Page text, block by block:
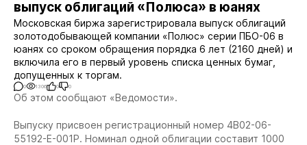
выпуск облигаций «Полюса» в юанях
Московская биржа зарегистрировала выпуск облигаций
золотодобывающей компании «Полюс» серии ПБО-06 в
юанях со сроком обращения порядка 6 лет (2160 дней) и
включила его в первый уровень списка ценных бумаг,
допущенных к торгам.
0 1306 0 0
Об этом сообщают «Ведомости».
Выпуску присвоен регистрационный номер 4B02-06-
55192-E-001P. Номинал одной облигации составит 1000